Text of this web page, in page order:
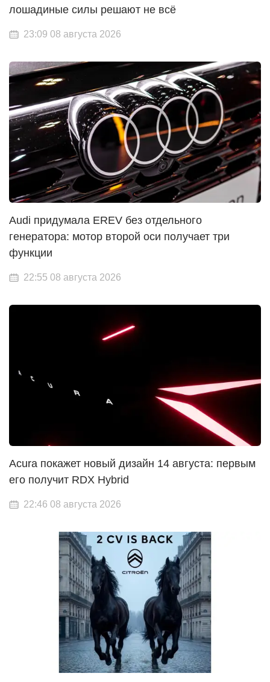
лошадиные силы решают не всё
23:09 08 августа 2026
Audi придумала EREV без отдельного
генератора: мотор второй оси получает три
функции
22:55 08 августа 2026
Acura покажет новый дизайн 14 августа: первым
его получит RDX Hybrid
22:46 08 августа 2026